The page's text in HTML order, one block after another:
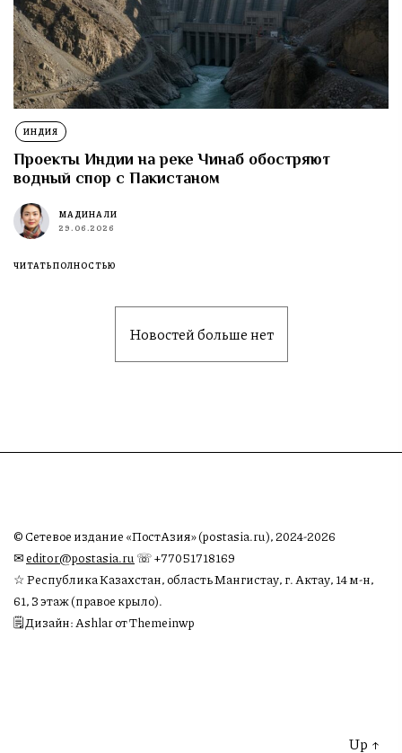
ИНДИЯ
Проекты Индии на реке Чинаб обостряют
водный спор с Пакистаном
МАДИНА ЛИ
29.06.2026
ЧИТАТЬ ПОЛНОСТЬЮ
Новостей больше нет
© Сетевое издание «ПостАзия» (postasia.ru), 2024-2026
✉︎editor@postasia.ru ☏ +77051718169
☆ Республика Казахстан, область Мангистау, г. Актау, 14 м-н,
61, 3 этаж (правое крыло).
🗒 Дизайн: Ashlar от Themeinwp
Up ↑